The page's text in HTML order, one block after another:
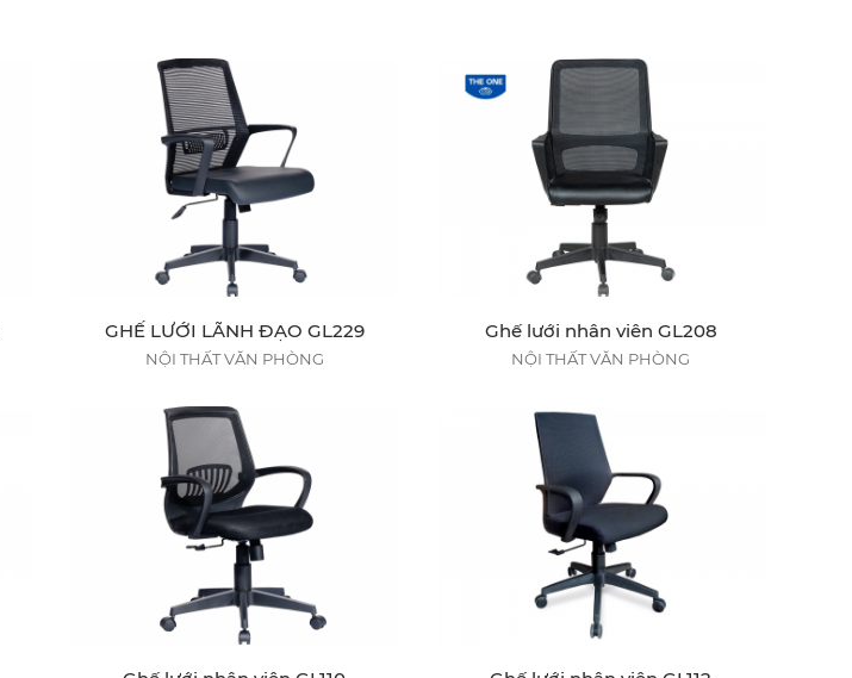
GHẾ LƯỚI LÃNH ĐẠO GL229
NỘI THẤT VĂN PHÒNG
Ghế lưới nhân viên GL208
NỘI THẤT VĂN PHÒNG